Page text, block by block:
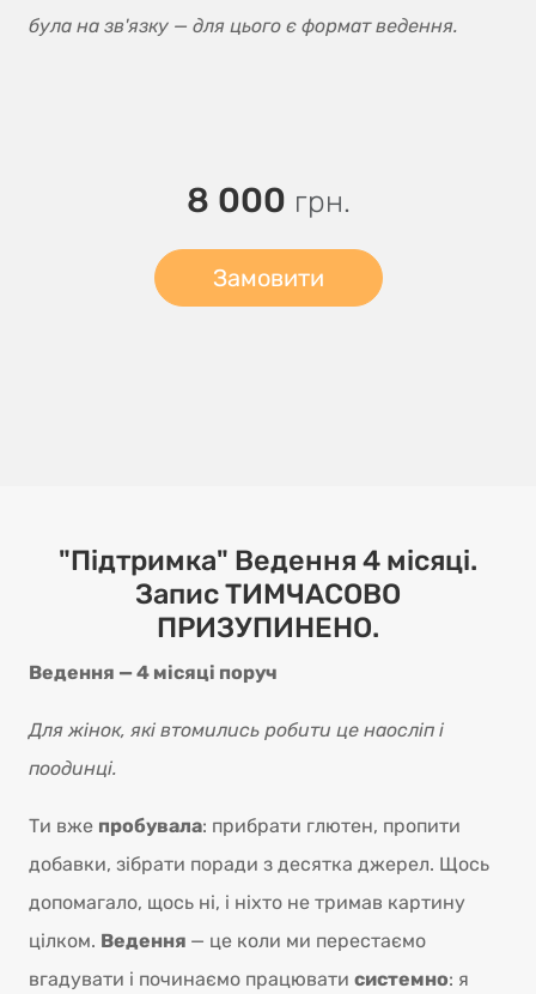
була на зв'язку — для цього є формат ведення.
8 000 грн.
Замовити
"Підтримка" Ведення 4 місяці.
Запис ТИМЧАСОВО
ПРИЗУПИНЕНО.
Ведення — 4 місяці поруч
Для жінок, які втомились робити це наосліп і
поодинці.
Ти вже пробувала: прибрати глютен, пропити
добавки, зібрати поради з десятка джерел. Щось
допомагало, щось ні, і ніхто не тримав картину
цілком. Ведення — це коли ми перестаємо
вгадувати і починаємо працювати системно: я